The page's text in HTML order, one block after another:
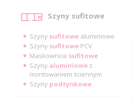
Szyny sufitowe
Szyny sufitowe aluminiowe
Szyny sufitowe PCV
Maskownice sufitowe
Szyny aluminiowe z
montowaniem ściennym
Szyny podtynkowe